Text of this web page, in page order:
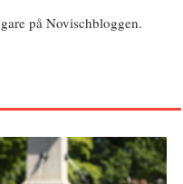
på Novischbloggen.